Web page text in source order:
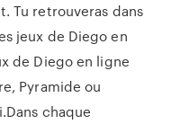
Tu retrouveras dans
jeux de Diego en
de Diego en ligne
Pyramide ou
chaque